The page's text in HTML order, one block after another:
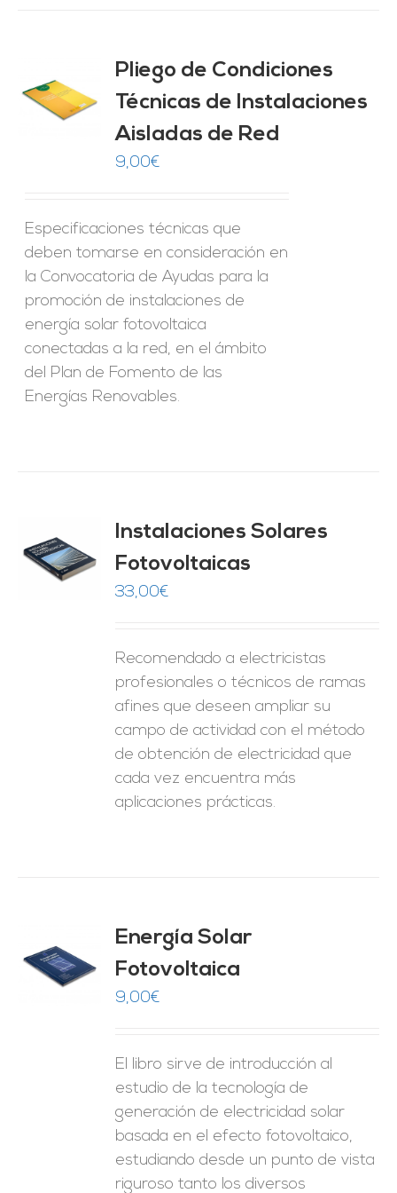
Pliego de Condiciones
Técnicas de Instalaciones
Aisladas de Red
9,00€
Especificaciones técnicas que
deben tomarse en consideración en
la Convocatoria de Ayudas para la
promoción de instalaciones de
energía solar fotovoltaica
conectadas a la red, en el ámbito
del Plan de Fomento de las
Energías Renovables.
Instalaciones Solares
Fotovoltaicas
33,00€
Recomendado a electricistas
profesionales o técnicos de ramas
afines que deseen ampliar su
campo de actividad con el método
de obtención de electricidad que
cada vez encuentra más
aplicaciones prácticas.
Energía Solar
Fotovoltaica
9,00€
El libro sirve de introducción al
estudio de la tecnología de
generación de electricidad solar
basada en el efecto fotovoltaico,
estudiando desde un punto de vista
riguroso tanto los diversos